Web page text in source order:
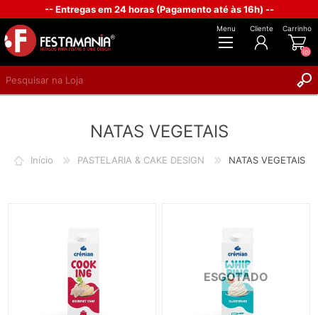
-- Entregas em 24 horas (Pagamento até às 16h) --
Menu Cliente
INICIAR SESSÃO
Carrinho
(0)
NATAS VEGETAIS
Início PASTELARIA & CAKE DESIGN NATAS VEGETAIS
ESGOTADO